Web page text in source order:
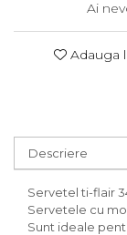
Ai
Adauga
Descriere
Servetel ti-flair
Servetele cu
Sunt ideale